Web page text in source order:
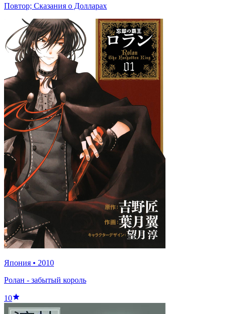
Повтор; Сказания о Долларах
Япония • 2010
Ролан - забытый король
10